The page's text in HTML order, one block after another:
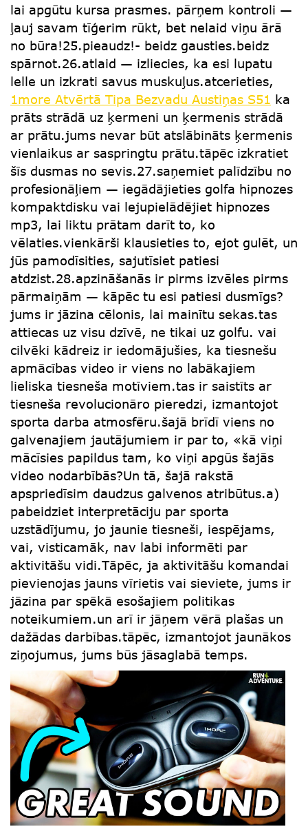
lai apgūtu kursa prasmes. pārņem kontroli —
ļauj savam tīģerim rūkt, bet nelaid viņu ārā
no būra!25.pieaudz!- beidz gausties.beidz
spārnot.26.atlaid — izliecies, ka esi lupatu
lelle un izkrati savus muskuļus.atcerieties,
1more Atvērtā Tipa Bezvadu Austiņas S51 ka
prāts strādā uz ķermeni un ķermenis strādā
ar prātu.jums nevar būt atslābināts ķermenis
vienlaikus ar saspringtu prātu.tāpēc izkratiet
šīs dusmas no sevis.27.saņemiet palīdzību no
profesionāļiem — iegādājieties golfa hipnozes
kompaktdisku vai lejupielādējiet hipnozes
mp3, lai liktu prātam darīt to, ko
vēlaties.vienkārši klausieties to, ejot gulēt, un
jūs pamodīsities, sajutīsiet patiesi
atdzist.28.apzināšanās ir pirms izvēles pirms
pārmaiņām — kāpēc tu esi patiesi dusmīgs?
jums ir jāzina cēlonis, lai mainītu sekas.tas
attiecas uz visu dzīvē, ne tikai uz golfu. vai
cilvēki kādreiz ir iedomājušies, ka tiesnešu
apmācības video ir viens no labākajiem
lieliska tiesneša motīviem.tas ir saistīts ar
tiesneša revolucionāro pieredzi, izmantojot
sporta darba atmosfēru.šajā brīdī viens no
galvenajiem jautājumiem ir par to, «kā viņi
mācīsies papildus tam, ko viņi apgūs šajās
video nodarbībās?Un tā, šajā rakstā
apspriedīsim daudzus galvenos atribūtus.a)
pabeidziet interpretāciju par sporta
uzstādījumu, jo jaunie tiesneši, iespējams,
vai, visticamāk, nav labi informēti par
aktivitāšu vidi.Tāpēc, ja aktivitāšu komandai
pievienojas jauns vīrietis vai sieviete, jums ir
jāzina par spēkā esošajiem politikas
noteikumiem.un arī ir jāņem vērā plašas un
dažādas darbības.tāpēc, izmantojot jaunākos
ziņojumus, jums būs jāsaglabā temps.